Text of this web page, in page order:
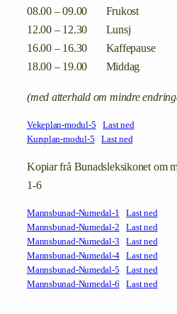
08.00 – 09.00 Frukost
12.00 – 12.30 Lunsj
16.00 – 16.30 Kaffepause
18.00 – 19.00 Middag
(med atterhald om mindre
Vekeplan-modul-5
Last ned
Kursplan-modul-5
Last ned
Kopiar frå Bunadsleksikonet om
1-6
Mannsbunad-Numedal-1
Last ned
Mannsbunad-Numedal-2
Last ned
Mannsbunad-Numedal-3
Last ned
Mannsbunad-Numedal-4
Last ned
Mannsbunad-Numedal-5
Last ned
Mannsbunad-Numedal-6
Last ned